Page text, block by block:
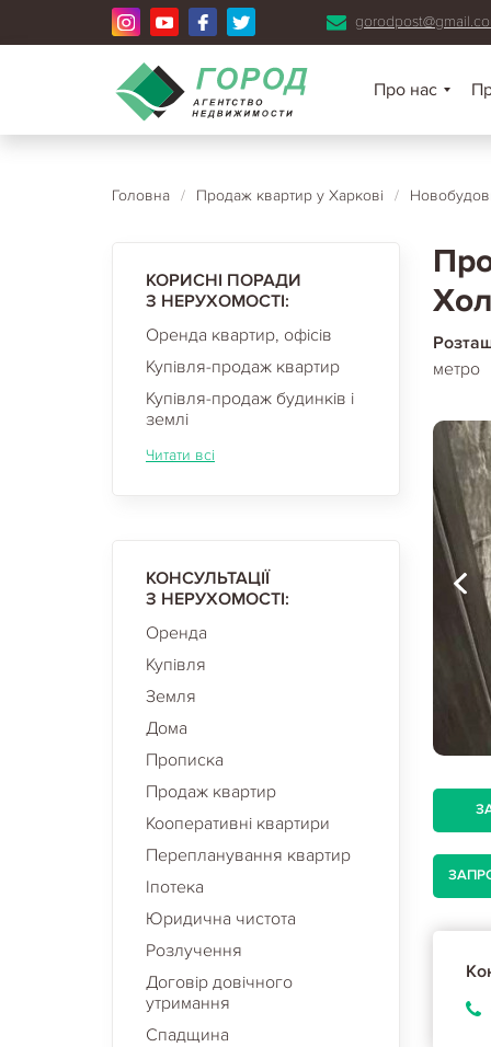
Про нас
Головна / Продаж квартир у Харкові /
КОРИСНІ ПОРАДИ
З НЕРУХОМОСТІ:
Оренда квартир, офісів
Купівля-продаж квартир
Купівля-продаж будинків і
землі
Читати всі
КОНСУЛЬТАЦІЇ
З НЕРУХОМОСТІ:
Оренда
Купівля
Земля
Дома
Прописка
Продаж квартир
Кооперативні квартири
Перепланування квартир
Іпотека
Юридична чистота
Розлучення
Договір довічного
утримання
Спадщина
метро